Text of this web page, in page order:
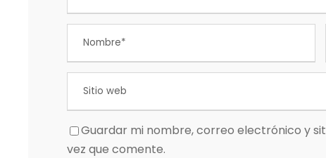
Guardar mi nombre, correo electrónico y
vez que comente.